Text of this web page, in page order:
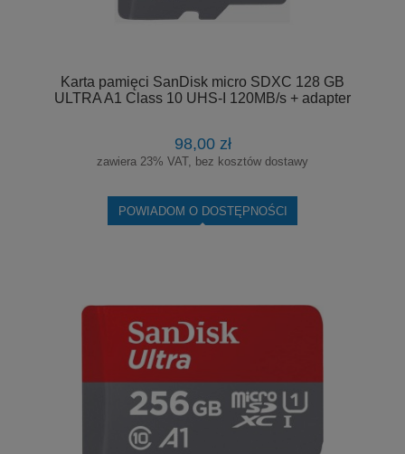
Karta pamięci SanDisk micro SDXC 128 GB
ULTRA A1 Class 10 UHS-I 120MB/s + adapter
98,00 zł
zawiera 23% VAT, bez kosztów dostawy
POWIADOM O DOSTĘPNOŚCI